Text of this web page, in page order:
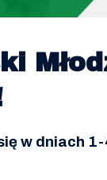
w dniach